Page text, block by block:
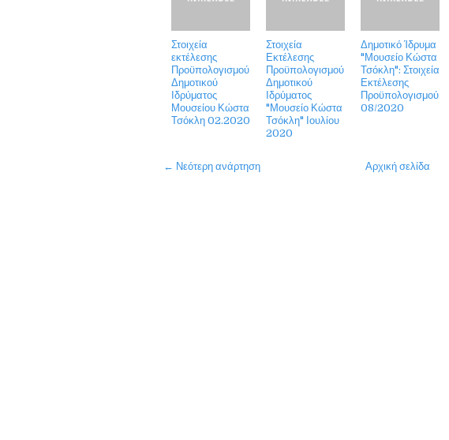
Στοιχεία
εκτέλεσης
Προϋπολογισμού
Δημοτικού
Ιδρύματος
Μουσείου Κώστα
Τσόκλη 02.2020
Στοιχεία
Εκτέλεσης
Προϋπολογισμού
Δημοτικού
Ιδρύματος
"Μουσείο Κώστα
Τσόκλη" Ιουλίου
2020
Δημοτικό Ίδρυμα
"Μουσείο Κώστα
Τσόκλη": Στοιχεία
Εκτέλεσης
Προϋπολογισμού
08/2020
← Νεότερη ανάρτηση Αρχική σελίδα